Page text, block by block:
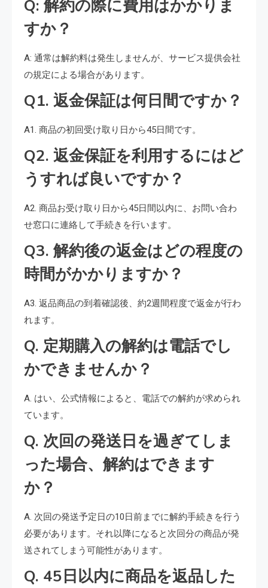
Q: 解約の際に費用はかかりま
すか？
A: 通常は解約料は発生しませんが、サービス提供会社
の規定による場合があります。
Q1. 返金保証は何日間ですか？
A1. 商品の初回受け取り日から45日間です。
Q2. 返金保証を利用するにはど
うすれば良いですか？
A2. 商品お受け取り日から45日間以内に、お問い合わ
せ窓口に連絡して手続きを行います。
Q3. 解約後の返金はどの程度の
時間がかかりますか？
A3. 返品商品の到着確認後、約2週間程度で返金が行わ
れます。
Q. 定期購入の解約は電話でし
かできませんか？
A. はい、公式情報によると、電話での解約が求められ
ています。
Q. 次回の発送日を過ぎてしま
った場合、解約はできます
か？
A. 次回の発送予定日の10日前までに解約手続きを行う
必要があります。それ以降になると次回分の商品が発
送されてしまう可能性があります。
Q. 45日以内に商品を返品した